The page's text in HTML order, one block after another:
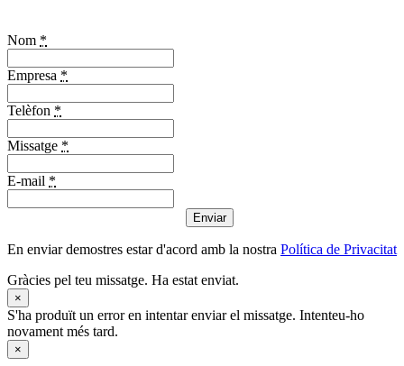
Nom *
Empresa *
Telèfon *
Missatge *
E-mail *
Enviar
En enviar demostres estar d'acord amb la nostra Política de Privacitat
Gràcies pel teu missatge. Ha estat enviat.
×
S'ha produït un error en intentar enviar el missatge. Intenteu-ho
novament més tard.
×